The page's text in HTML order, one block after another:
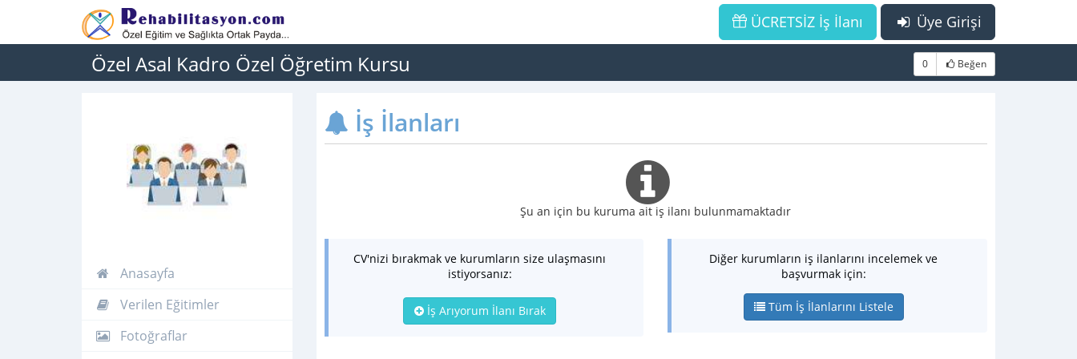
Üye Girişi
ÜCRETSİZ İş İlanı
Özel Asal Kadro Özel Öğretim Kursu 0 Beğen
Anasayfa
Verilen Eğitimler
Fotoğraflar
İş İlanları
Şu an için bu kuruma ait iş ilanı bulunmamaktadır
CV'nizi bırakmak ve kurumların size ulaşmasını
istiyorsanız:
İş Arıyorum İlanı Bırak
Diğer kurumların iş ilanlarını incelemek ve
başvurmak için:
Tüm İş İlanlarını Listele